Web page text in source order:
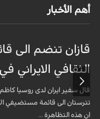
أهم الأخبار
قازان تنضم الى
الثقافي الايراني
قال سفير ايران لدى روسيا
تترستان الى قائمة مستضيفي
ان هذه التظاهرة ...